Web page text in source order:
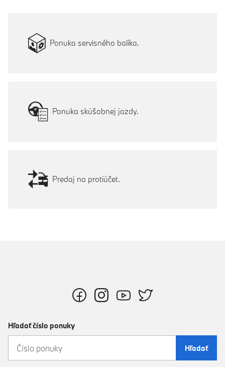
Ponuka servisného balíka.
Ponuka skúšobnej jazdy.
Predaj na protiúčet.
Hľadať číslo ponuky
Hľadať